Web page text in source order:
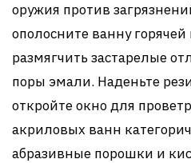
оружия против
ополосните ванну
размягчить застарелые
поры эмали. Наденьте
откройте окно для
акриловых ванн
абразивные порошки и